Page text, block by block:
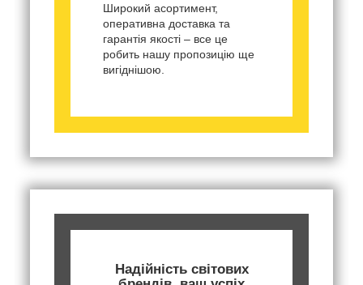
Широкий асортимент,
оперативна доставка та
гарантія якості – все це
робить нашу пропозицію ще
вигіднішою.
Надійність світових